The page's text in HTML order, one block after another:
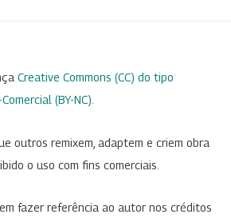
Creative Commons (CC) do tipo
(BY-NC)
outros remixem, adaptem e criem obra
o uso com fins comerciais.
fazer referência ao autor nos créditos